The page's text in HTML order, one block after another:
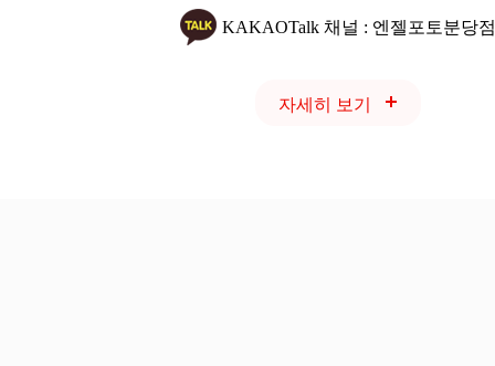
KAKAOTalk 채널 : 엔젤포토분당
자세히 보기